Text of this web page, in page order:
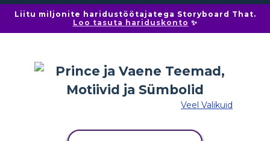
Liitu miljonite haridustöötajatega Storyboard That.
Loo tasuta hariduskonto ✨
Veel Valikuid